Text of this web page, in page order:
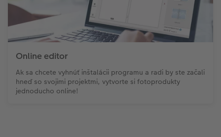
Online editor
Ak sa chcete vyhnúť inštalácii programu a radi by ste začali
hneď so svojimi projektmi, vytvorte si fotoprodukty
jednoducho online!